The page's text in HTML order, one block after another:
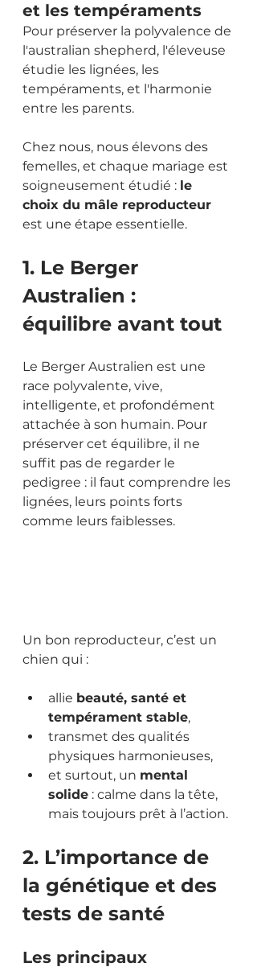
et les tempéraments
Pour préserver la polyvalence de
l'australian shepherd, l'éleveuse
étudie les lignées, les
tempéraments, et l'harmonie
entre les parents.
Chez nous, nous élevons des
femelles, et chaque mariage est
soigneusement étudié : le
choix du mâle reproducteur
est une étape essentielle.
1. Le Berger
Australien :
équilibre avant tout
Le Berger Australien est une
race polyvalente, vive,
intelligente, et profondément
attachée à son humain. Pour
préserver cet équilibre, il ne
suffit pas de regarder le
pedigree : il faut comprendre les
lignées, leurs points forts
comme leurs faiblesses.
Un bon reproducteur, c’est un
chien qui :
allie beauté, santé et
tempérament stable,
transmet des qualités
physiques harmonieuses,
et surtout, un mental
solide : calme dans la tête,
mais toujours prêt à l’action.
2. L’importance de
la génétique et des
tests de santé
Les principaux